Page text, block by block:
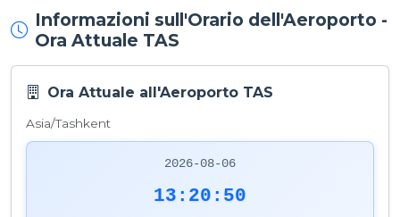
Informazioni sull'Orario dell'Aeroporto -
Ora Attuale TAS
Ora Attuale all'Aeroporto TAS
Asia/Tashkent
2026-08-06
13:20:50